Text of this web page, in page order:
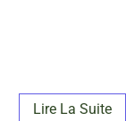
Lire La Suite